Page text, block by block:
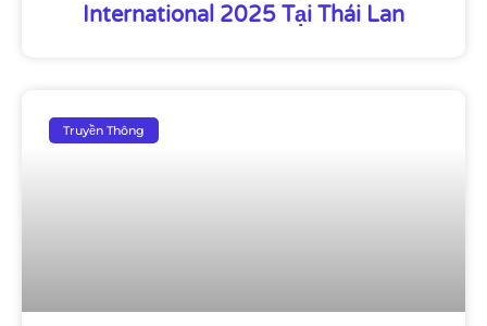
International 2025 Tại Thái Lan
Truyền Thông